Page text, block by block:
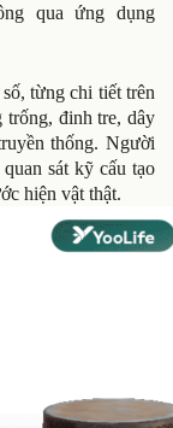
qua ứng dụng
từng chi tiết trên
trống, đinh tre, dây
thống. Người
sát kỹ cấu tạo
hiện vật thật.